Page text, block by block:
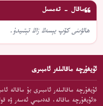
ماقال - تەمسىل
ھالۋىنى كۆپ يېسەڭ زاڭ تېتىيدۇ.
ئۇيغۇرچە ماقالىلەر ئامبىرى
ئۇيغۇرچە ماقالىلەر ئامبىرى بۇ ماقالە
«ئۇيغۇرچە ماقالە، قەدىمىي ئەسەر ۋە